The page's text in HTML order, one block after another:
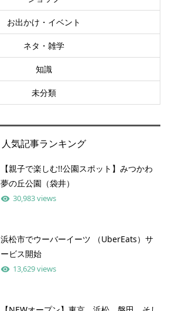
お出かけ・イベント
ネタ・雑学
知識
未分類
人気記事ランキング
【親子で楽しむ!!公園スポット】みつかわ
夢の丘公園（袋井）
30,983 views
浜松市でウーバーイーツ （UberEats）サ
ービス開始
13,629 views